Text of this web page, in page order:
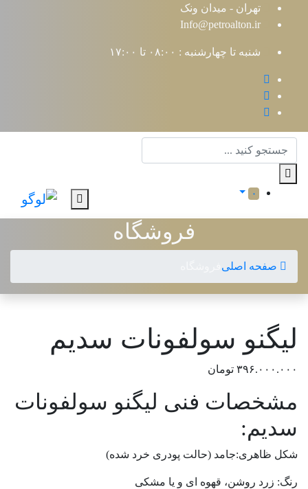
تهران - میدان ونک
شنبه تا چهارشنبه : ۰۸:۰۰ تا ۱۷:۰۰
۰
فروشگاه
صفحه اصلی
لیگنو سولفونات سدیم
۳۹۶.۰۰۰.۰۰۰ تومان
مشخصات فنی لیگنو سولفونات
سدیم:
شکل ظاهری:جامد (حالت پودری خرد شده)
رنگ: زرد روشن، قهوه ای و یا مشکی